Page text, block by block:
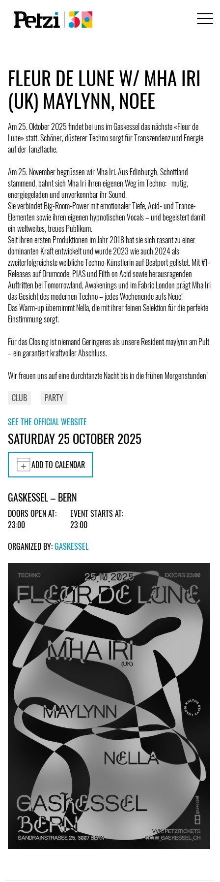
FLEUR DE LUNE W/ MHA IRI
(UK) MAYLYNN, NOEE
Am 25. Oktober 2025 findet bei uns im Gaskessel das nächste «Fleur de
Lune» statt. Schöner, düsterer Techno sorgt für Transzendenz und Energie
auf der Tanzfläche.
Am 25. November begrüssen wir Mha Iri. Aus Edinburgh, Schottland
stammend, bahnt sich Mha Iri ihren eigenen Weg im Techno: mutig,
energiegeladen und unverkennbar ihr Sound.
Sie verbindet Big-Room-Power mit emotionaler Tiefe, Acid- und Trance-
Elementen sowie ihren eigenen hypnotischen Vocals – und begeistert damit
ein weltweites, treues Publikum.
Seit ihren ersten Produktionen im Jahr 2018 hat sie sich rasant zu einer
dominanten Kraft entwickelt und wurde 2023 wie auch 2024 als
zweiterfolgreichste weibliche Techno-Künstlerin auf Beatport gelistet. Mit #1-
Releases auf Drumcode, PIAS und Filth on Acid sowie herausragenden
Auftritten bei Tomorrowland, Awakenings und im Fabric London prägt Mha Iri
das Gesicht des modernen Techno – jedes Wochenende aufs Neue!
Das Warm-up übernimmt Nella, die mit ihrer feinen Selektion für die perfekte
Einstimmung sorgt.
Für das Closing ist niemand Geringeres als unsere Resident maylynn am Pult
– ein garantiert kraftvoller Abschluss.
Wir freuen uns auf eine durchtanzte Nacht bis in die frühen Morgenstunden!
CLUB
PARTY
SEE THE OFFICIAL WEBSITE
SATURDAY 25 OCTOBER 2025
ADD TO CALENDAR
GASKESSEL – BERN
DOORS OPEN AT:
23:00
EVENT STARTS AT:
23:00
ORGANIZED BY:GASKESSEL